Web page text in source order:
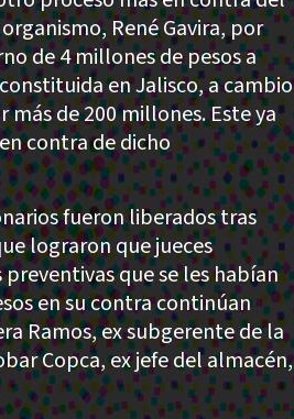
René Gavira, por
de 4 millones de pesos a
en Jalisco, a cambio
de 200 millones. Este ya
contra de dicho
fueron liberados tras
lograron que jueces
que se les habían
en su contra continúan
Ramos, ex subgerente de la
Copca, ex jefe del almacén,